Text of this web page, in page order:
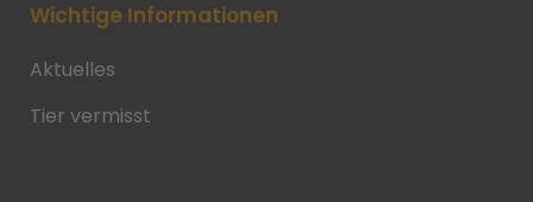
Wichtige Informationen
Aktuelles
Tier vermisst